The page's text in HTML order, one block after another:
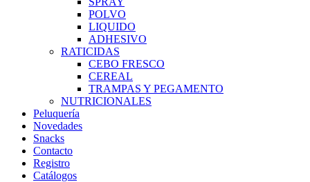
POLVO
LIQUIDO
ADHESIVO
RATICIDAS
CEBO FRESCO
CEREAL
TRAMPAS Y PEGAMENTO
NUTRICIONALES
Peluquería
Novedades
Snacks
Contacto
Registro
Catálogos